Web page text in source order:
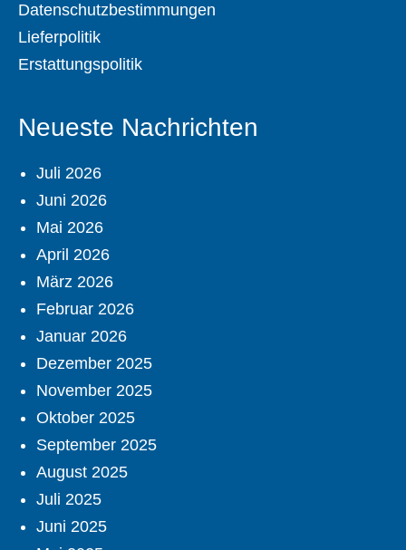
Datenschutzbestimmungen
Lieferpolitik
Erstattungspolitik
Neueste Nachrichten
Juli 2026
Juni 2026
Mai 2026
April 2026
März 2026
Februar 2026
Januar 2026
Dezember 2025
November 2025
Oktober 2025
September 2025
August 2025
Juli 2025
Juni 2025